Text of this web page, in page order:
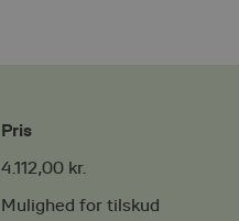
Pris
4.112,00 kr.
Mulighed for tilskud